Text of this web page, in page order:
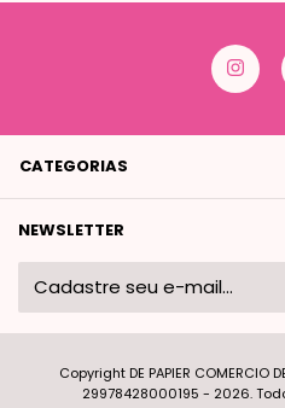
CATEGORIAS
NEWSLETTER
Copyright DE PAPIER COMERCIO
29978428000195 - 2026.